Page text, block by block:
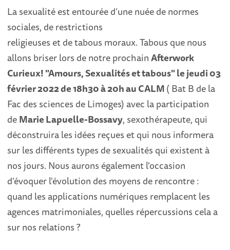
La sexualité est entourée d’une nuée de normes
sociales, de restrictions
religieuses et de tabous moraux. Tabous que nous
allons briser lors de notre prochainAfterwork
Curieux! "Amours, Sexualités et tabous" le jeudi 03
février 2022 de 18h30 à 20h au CALM( Bat B de la
Fac des sciences de Limoges) avec la participation
deMarie Lapuelle-Bossavy, sexothérapeute, qui
déconstruira les idées reçues et qui nous informera
sur les différents types de sexualités qui existent à
nos jours. Nous aurons également l'occasion
d'évoquer l'évolution des moyens de rencontre :
quand les applications numériques remplacent les
agences matrimoniales, quelles répercussions cela a
sur nos relations ?